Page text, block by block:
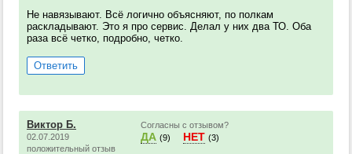
Не навязывают. Всё логично объясняют, по полкам
раскладывают. Это я про сервис. Делал у них два ТО. Оба
раза всё четко, подробно, четко.
Ответить
Виктор Б.
02.07.2019
положительный отзыв
Согласны с отзывом?
ДА (9) НЕТ (3)